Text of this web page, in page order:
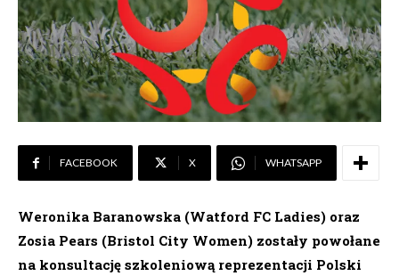
FACEBOOK X WHATSAPP
Weronika Baranowska (Watford FC Ladies) oraz
Zosia Pears (Bristol City Women) zostały powołane
na konsultację szkoleniową reprezentacji Polski